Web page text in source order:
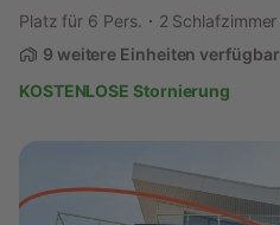
Platz für 6 Pers.
2 Schlafzimmer
9 weitere Einheiten verfügbar
KOSTENLOSE Stornierung